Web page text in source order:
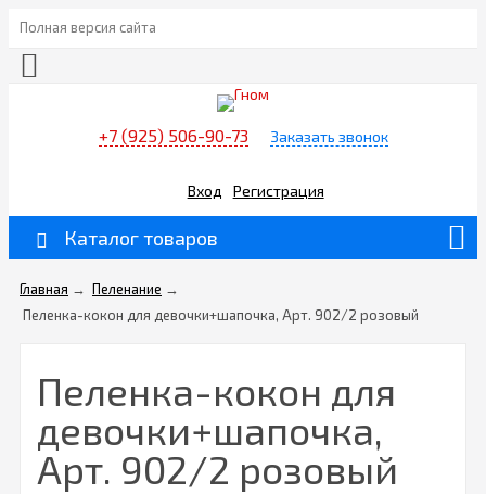
Полная версия сайта
+7 (925) 506-90-73 Заказать звонок
Вход Регистрация
Каталог товаров
Главная → Пеленание →
Пеленка-кокон для девочки+шапочка, Арт. 902/2 розовый
Пеленка-кокон для
девочки+шапочка,
Арт. 902/2 розовый